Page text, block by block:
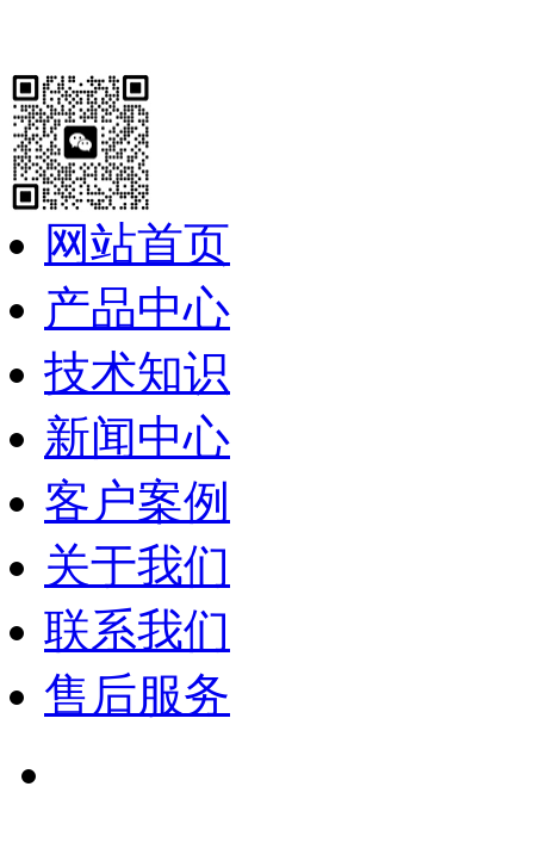
网站首页
产品中心
技术知识
新闻中心
客户案例
关于我们
联系我们
售后服务